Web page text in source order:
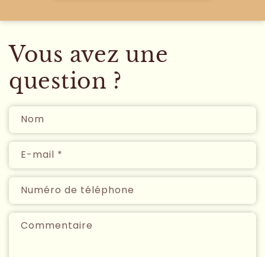
Vous avez une
question ?
Nom
E-mail *
Numéro de téléphone
Commentaire